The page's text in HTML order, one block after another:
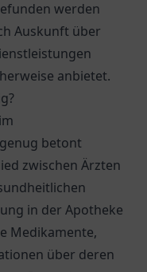
werden
Auskunft über
anbietet.
betont
zwischen Ärzten
in der Apotheke
Medikamente,
über deren